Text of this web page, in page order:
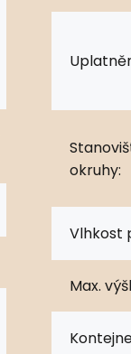
okruhy:
Vlhkost
Max.